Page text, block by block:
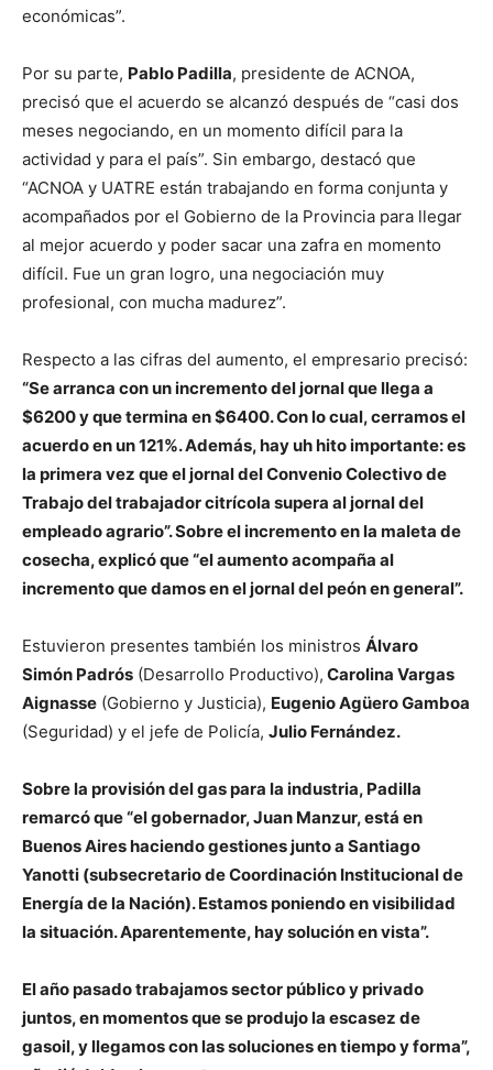
económicas”.
Por su parte, Pablo Padilla, presidente de ACNOA,
precisó que el acuerdo se alcanzó después de “casi dos
meses negociando, en un momento difícil para la
actividad y para el país”. Sin embargo, destacó que
“ACNOA y UATRE están trabajando en forma conjunta y
acompañados por el Gobierno de la Provincia para llegar
al mejor acuerdo y poder sacar una zafra en momento
difícil. Fue un gran logro, una negociación muy
profesional, con mucha madurez”.
Respecto a las cifras del aumento, el empresario precisó:
“Se arranca con un incremento del jornal que llega a
$6200 y que termina en $6400. Con lo cual, cerramos el
acuerdo en un 121%. Además, hay uh hito importante: es
la primera vez que el jornal del Convenio Colectivo de
Trabajo del trabajador citrícola supera al jornal del
empleado agrario”. Sobre el incremento en la maleta de
cosecha, explicó que “el aumento acompaña al
incremento que damos en el jornal del peón en general”.
Estuvieron presentes también los ministros Álvaro
Simón Padrós (Desarrollo Productivo), Carolina Vargas
Aignasse (Gobierno y Justicia), Eugenio Agüero Gamboa
(Seguridad) y el jefe de Policía, Julio Fernández.
Sobre la provisión del gas para la industria, Padilla
remarcó que “el gobernador,Juan Manzur, está en
Buenos Aires haciendo gestiones junto a Santiago
Yanotti (subsecretario de Coordinación Institucional de
Energía de la Nación). Estamos poniendo en visibilidad
la situación. Aparentemente, hay solución en vista”.
El año pasado trabajamos sector público y privado
juntos, en momentos que se produjo la escasez de
gasoil, y llegamos con las soluciones en tiempo y forma”,